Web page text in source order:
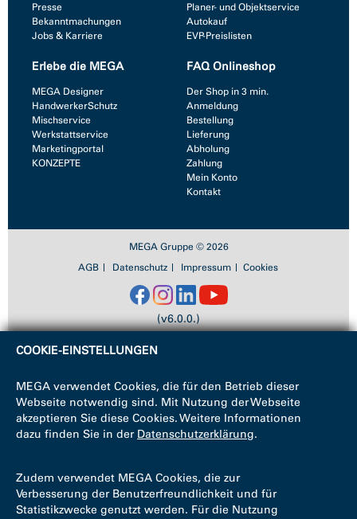
Presse
Bekanntmachungen
Jobs & Karriere
Planer- und Objektservice
Autokauf
EVP-Preislisten
Erlebe die MEGA
MEGA Designer
HandwerkerSchutz
Mischservice
Werkstattservice
Marketingportal
KONZEPTE
FAQ Onlineshop
Der Shop in 3 min.
Anmeldung
Bestellung
Lieferung
Abholung
Zahlung
Mein Konto
Kontakt
MEGA Gruppe © 2026
AGB
Datenschutz Impressum Cookies
(v6.0.0.)
COOKIE-EINSTELLUNGEN
MEGA verwendet Cookies, die für den Betrieb dieser
Webseite notwendig sind. Mit Nutzung der Webseite
akzeptieren Sie diese Cookies. Weitere Informationen
dazu finden Sie in der Datenschutzerklärung.
Zudem verwendet MEGA Cookies, die zur
Verbesserung der Benutzerfreundlichkeit und für
Statistikzwecke genutzt werden. Für die Nutzung